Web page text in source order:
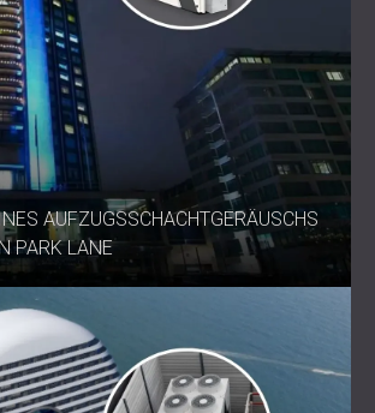
AUFZUGSSCHACHTGERÄUSCHS
PARK LANE